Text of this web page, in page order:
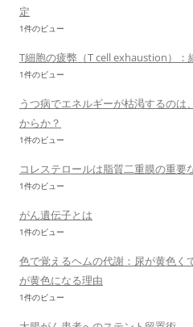
定
1件のビュー
T細胞の疲弊（T cell exhaustion）：
1件のビュー
うつ病でエネルギーが枯渇するのは
からか？
1件のビュー
コレステロールは脂質二重膜の重要
1件のビュー
がん遺伝子とは
1件のビュー
色で覚えるヘムの代謝：尿が黄色く
が黄色になる理由
1件のビュー